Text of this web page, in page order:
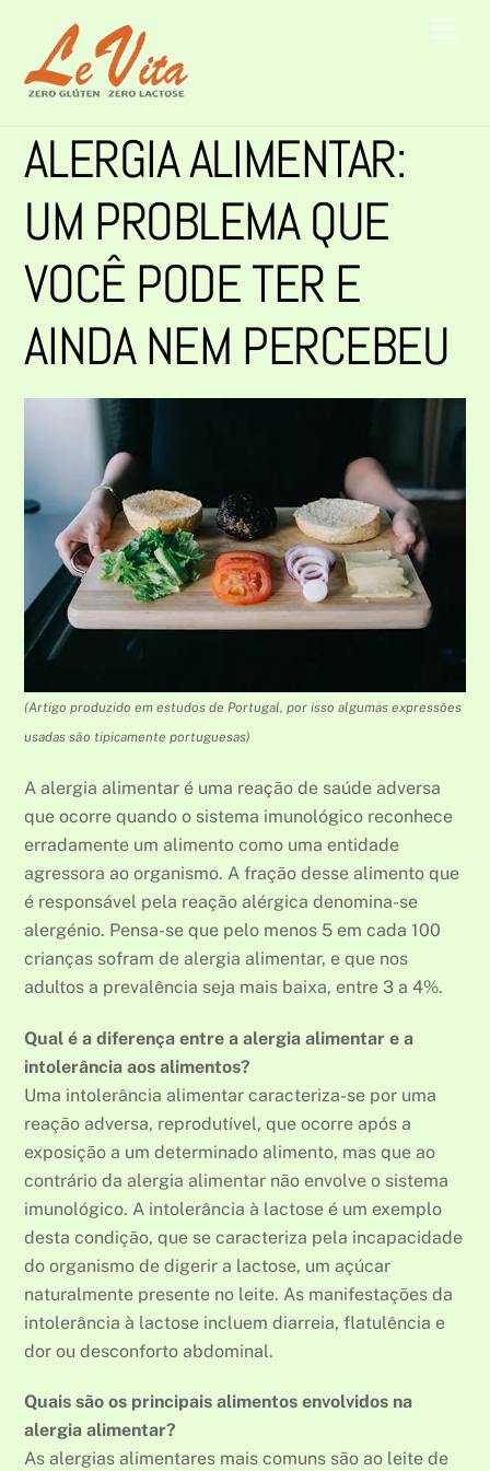
content
ALERGIA ALIMENTAR:
UM PROBLEMA QUE
VOCÊ PODE TER E
AINDA NEM PERCEBEU
(Artigo produzido em estudos de Portugal, por isso algumas expressões
usadas são tipicamente portuguesas)
A alergia alimentar é uma reação de saúde adversa
que ocorre quando o sistema imunológico reconhece
erradamente um alimento como uma entidade
agressora ao organismo. A fração desse alimento que
é responsável pela reação alérgica denomina-se
alergénio. Pensa-se que pelo menos 5 em cada 100
crianças sofram de alergia alimentar, e que nos
adultos a prevalência seja mais baixa, entre 3 a 4%.
Qual é a diferença entre a alergia alimentar e a
intolerância aos alimentos?
Uma intolerância alimentar caracteriza-se por uma
reação adversa, reprodutível, que ocorre após a
exposição a um determinado alimento, mas que ao
contrário da alergia alimentar não envolve o sistema
imunológico. A intolerância à lactose é um exemplo
desta condição, que se caracteriza pela incapacidade
do organismo de digerir a lactose, um açúcar
naturalmente presente no leite. As manifestações da
intolerância à lactose incluem diarreia, flatulência e
dor ou desconforto abdominal.
Quais são os principais alimentos envolvidos na
alergia alimentar?
As alergias alimentares mais comuns são ao leite de